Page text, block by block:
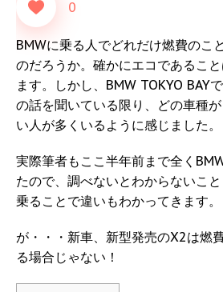
0
BMWに乗る人でどれだけ燃費のこ
のだろうか。確かにエコであるこ
ます。しかし、BMW TOKYO BAY
の話を聞いている限り、どの車種
い人が多くいるように感じました。
実際筆者もここ半年前まで全く
たので、調べないとわからないこ
乗ることで違いもわかってきます。
が・・・新車、新型発売のX2は燃
る場合じゃない！